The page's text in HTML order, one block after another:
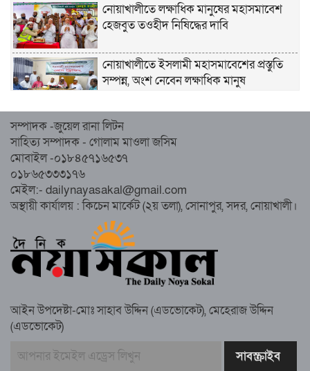
নোয়াখালীতে লক্ষাধিক মানুষের মহাসমাবেশ
হেজবুত তওহীদ নিষিদ্ধের দাবি
নোয়াখালীতে ইসলামী মহাসমাবেশের প্রস্তুতি
সম্পন্ন, অংশ নেবেন লক্ষাধিক মানুষ
নোয়াখালীতে ইসলামী ছাত্রশিবিরের ‘অদম্য
জুলাই’ মিছিল
চেয়ারম্যান গ্রেপ্তার
গাউসিয়া কমিটির সম্পাদক কামাল হোসাইনের
স্মরণ সভায় মিলাদ ও দোয়া
কামরুল কাননের ছবি বিকৃত করে অপপ্রচারের
সম্পাদক -জুয়েল রানা লিটন
সাহিত্য সম্পাদক - গোলাম মাওলা জসিম
মোবাইল -০১৮৪৫৭১৬৫৩৭
০১৮৬৫৩৩৩১৭৬
মেইল:- dailynayasakal@gmail.com
অস্থায়ী কার্যালয় : কিচেন মার্কেট (২য় তলা), সোনাপুর, সদর, নোয়াখালী।
আইন উপদেষ্টা-মোঃ সাহাব উদ্দিন (এডভোকেট), মেহেরাজ উদ্দিন
(এডভোকেট)